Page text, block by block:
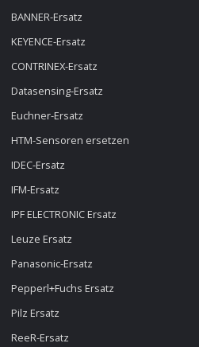
BANNER-Ersatz
KEYENCE-Ersatz
CONTRINEX-Ersatz
Datasensing-Ersatz
Euchner-Ersatz
HTM-Sensoren ersetzen
IDEC-Ersatz
IFM-Ersatz
IPF ELECTRONIC Ersatz
Leuze Ersatz
Panasonic-Ersatz
Pepperl+Fuchs Ersatz
Pilz Ersatz
ReeR-Ersatz